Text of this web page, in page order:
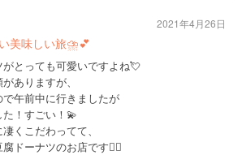
美味しい旅⛈💕
とっても可愛いですよね💘
ありますが、
午前中に行きましたが
！すごい！💫
くこだわってて、
ドーナツのお店です✌🏻
2021年4月26日